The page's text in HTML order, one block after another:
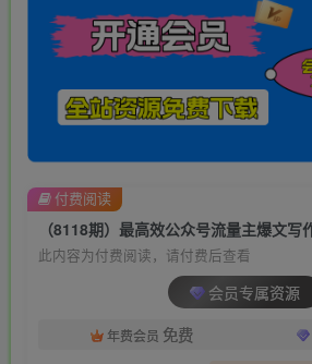
此内容为付费阅读，请付费后查看
会员专属资源
年费会员 免费
付费阅读